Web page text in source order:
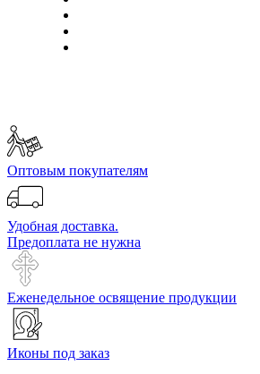
Оптовым покупателям
Удобная доставка.
Предоплата не нужна
Еженедельное освящение продукции
Иконы под заказ